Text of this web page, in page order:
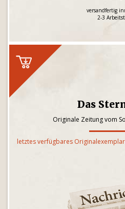
versandfertig
2-3
Das
Originale Zeitung vom
letztes verfügbares